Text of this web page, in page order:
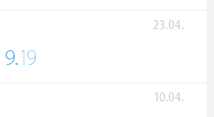
23.04.
9.19
10.04.